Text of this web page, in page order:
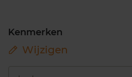
Kenmerken
Wijzigen